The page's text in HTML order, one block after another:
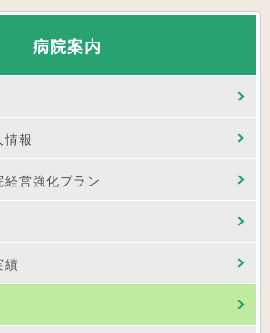
病院案内
情報
営強化プラン
績